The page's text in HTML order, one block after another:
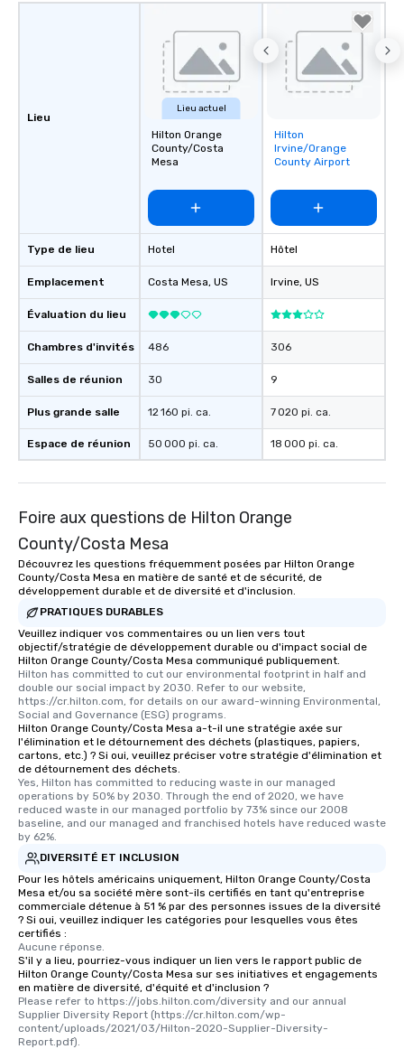
Lieu
Type de lieu
Emplacement
Évaluation du lieu
Chambres d'invités
Salles de réunion
Plus grande salle
Espace de réunion
Lieu actuel
Hilton Orange
County/Costa
Mesa
Hotel
Costa Mesa, US
486
30
12 160 pi. ca.
50 000 pi. ca.
Removed from
favorites
Hilton
Irvine/Orange
County Airport
Hôtel
Irvine, US
306
9
7 020 pi. ca.
18 000 pi. ca.
Foire aux questions de Hilton Orange
County/Costa Mesa
Découvrez les questions fréquemment posées par Hilton Orange
County/Costa Mesa en matière de santé et de sécurité, de
développement durable et de diversité et d'inclusion.
PRATIQUES DURABLES
Veuillez indiquer vos commentaires ou un lien vers tout
objectif/stratégie de développement durable ou d'impact social de
Hilton Orange County/Costa Mesa communiqué publiquement.
Hilton has committed to cut our environmental footprint in half and
double our social impact by 2030. Refer to our website,
https://cr.hilton.com, for details on our award-winning Environmental,
Social and Governance (ESG) programs.
Hilton Orange County/Costa Mesa a-t-il une stratégie axée sur
l'élimination et le détournement des déchets (plastiques, papiers,
cartons, etc.) ? Si oui, veuillez préciser votre stratégie d'élimination et
de détournement des déchets.
Yes, Hilton has committed to reducing waste in our managed
operations by 50% by 2030. Through the end of 2020, we have
reduced waste in our managed portfolio by 73% since our 2008
baseline, and our managed and franchised hotels have reduced waste
by 62%.
DIVERSITÉ ET INCLUSION
Pour les hôtels américains uniquement, Hilton Orange County/Costa
Mesa et/ou sa société mère sont-ils certifiés en tant qu'entreprise
commerciale détenue à 51 % par des personnes issues de la diversité
? Si oui, veuillez indiquer les catégories pour lesquelles vous êtes
certifiés :
Aucune réponse.
S'il y a lieu, pourriez-vous indiquer un lien vers le rapport public de
Hilton Orange County/Costa Mesa sur ses initiatives et engagements
en matière de diversité, d'équité et d'inclusion ?
Please refer to https://jobs.hilton.com/diversity and our annual
Supplier Diversity Report (https://cr.hilton.com/wp-
content/uploads/2021/03/Hilton-2020-Supplier-Diversity-
Report.pdf).